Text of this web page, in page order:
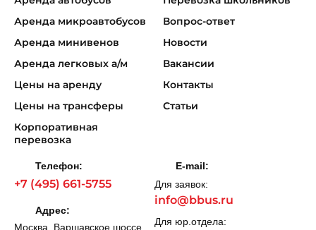
Аренда микроавтобусов
Аренда минивенов
Аренда легковых а/м
Цены на аренду
Цены на трансферы
Корпоративная
перевозка
Вопрос-ответ
Новости
Вакансии
Контакты
Статьи
Телефон:
+7 (495) 661-5755
Адрес:
Москва, Варшавское шоссе,
E-mail:
Для заявок:
info@bbus.ru
Для юр.отдела: